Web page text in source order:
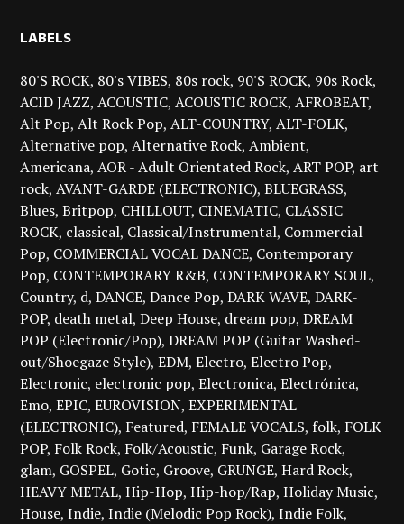
LABELS
80'S ROCK 80's VIBES 80s rock 90'S ROCK 90s Rock
ACID JAZZ ACOUSTIC ACOUSTIC ROCK AFROBEAT
Alt Pop Alt Rock Pop ALT-COUNTRY ALT-FOLK
Alternative pop Alternative Rock Ambient
Americana AOR - Adult Orientated Rock ART POP art
rock AVANT-GARDE (ELECTRONIC) BLUEGRASS
Blues Britpop CHILLOUT CINEMATIC CLASSIC
ROCK classical Classical/Instrumental Commercial
Pop COMMERCIAL VOCAL DANCE Contemporary
Pop CONTEMPORARY R&B CONTEMPORARY SOUL
Country d DANCE Dance Pop DARK WAVE DARK-
POP death metal Deep House dream pop DREAM
POP (Electronic/Pop) DREAM POP (Guitar Washed-
out/Shoegaze Style) EDM Electro Electro Pop
Electronic electronic pop Electronica Electrónica
Emo EPIC EUROVISION EXPERIMENTAL
(ELECTRONIC) Featured FEMALE VOCALS folk FOLK
POP Folk Rock Folk/Acoustic Funk Garage Rock
glam GOSPEL Gotic Groove GRUNGE Hard Rock
HEAVY METAL Hip-Hop Hip-hop/Rap Holiday Music
House Indie Indie (Melodic Pop Rock) Indie Folk